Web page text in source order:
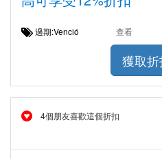
過期:Venció 查看
獲取折
4個朋友喜歡這個折扣